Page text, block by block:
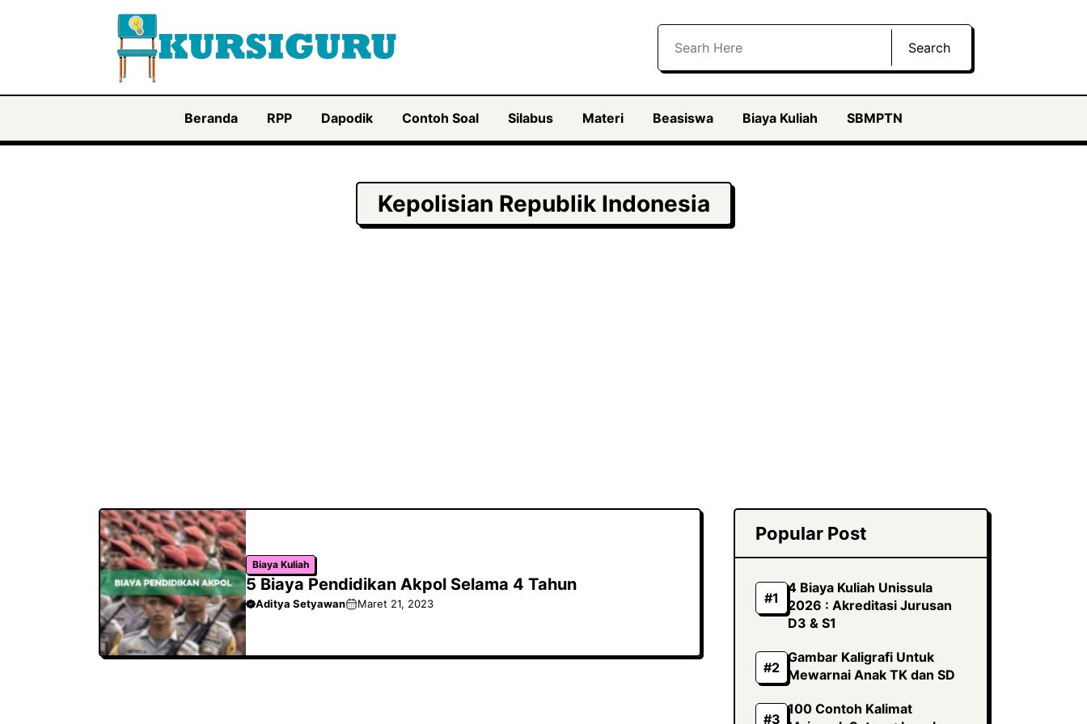
Search
Search
Beranda RPP Dapodik Contoh Soal Silabus Materi Beasiswa Biaya Kuliah SBMPTN
Kepolisian Republik Indonesia
Biaya Kuliah
5 Biaya Pendidikan Akpol Selama 4 Tahun
Aditya Setyawan Maret 21, 2023
Popular Post
4 Biaya Kuliah Unissula
2026 : Akreditasi Jurusan
D3 & S1
Gambar Kaligrafi Untuk
Mewarnai Anak TK dan SD
100 Contoh Kalimat